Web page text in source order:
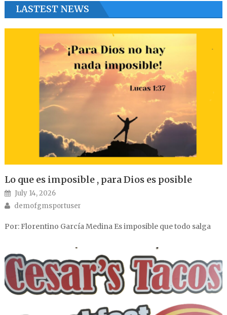
LASTEST NEWS
Lo que es imposible , para Dios es posible
Posted on
July 14, 2026
Author
demofgmsportuser
Por: Florentino García Medina Es imposible que todo salga